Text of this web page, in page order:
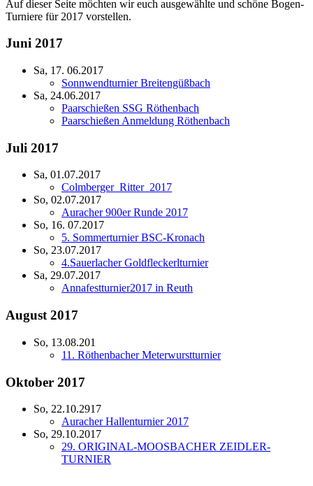
Auf dieser Seite möchten wir euch ausgewählte und schöne Bogen-
Turniere für 2017 vorstellen.
Juni 2017
Sa, 17. 06.2017
Sonnwendturnier Breitengüßbach
Sa, 24.06.2017
Paarschießen SSG Röthenbach
Paarschießen Anmeldung Röthenbach
Juli 2017
Sa, 01.07.2017
Colmberger_Ritter_2017
So, 02.07.2017
Auracher 900er Runde 2017
So, 16. 07.2017
5. Sommerturnier BSC-Kronach
So, 23.07.2017
4.Sauerlacher Goldfleckerlturnier
Sa, 29.07.2017
Annafestturnier2017 in Reuth
August 2017
So, 13.08.201
11. Röthenbacher Meterwurstturnier
Oktober 2017
So, 22.10.2917
Auracher Hallenturnier 2017
So, 29.10.2017
29. ORIGINAL-MOOSBACHER ZEIDLER-
TURNIER